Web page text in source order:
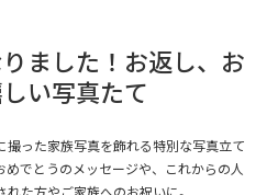
ました！お返し、お
い写真たて
撮った家族写真を飾れる特別な写真立て
でとうのメッセージや、これからの人